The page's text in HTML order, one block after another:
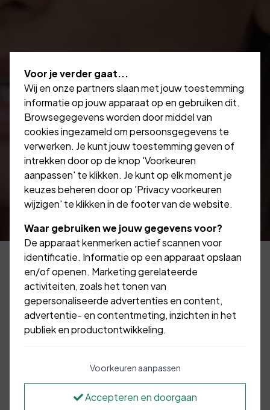
Voor je verder gaat...
Wij en onze partners slaan met jouw toestemming
informatie op jouw apparaat op en gebruiken dit.
Browsegegevens worden door middel van
cookies ingezameld om persoonsgegevens te
verwerken. Je kunt jouw toestemming geven of
intrekken door op de knop 'Voorkeuren
aanpassen' te klikken. Je kunt op elk moment je
keuzes beheren door op 'Privacy voorkeuren
wijzigen' te klikken in de footer van de website.
Waar gebruiken we jouw gegevens voor?
De apparaat kenmerken actief scannen voor
identificatie. Informatie op een apparaat opslaan
en/of openen. Marketing gerelateerde
activiteiten, zoals het tonen van
gepersonaliseerde advertenties en content,
advertentie- en contentmeting, inzichten in het
publiek en productontwikkeling.
Voorkeuren aanpassen
Accepteren en doorgaan